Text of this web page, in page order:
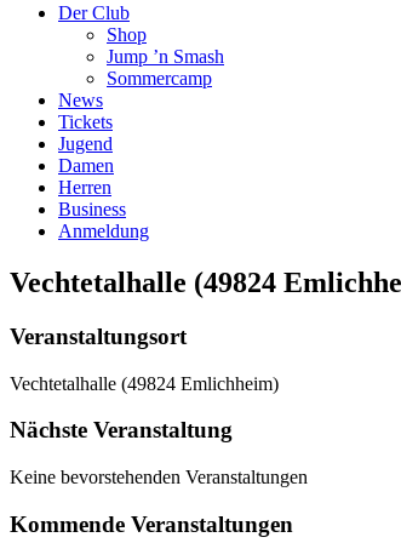
Der Club
Shop
Jump ’n Smash
Sommercamp
News
Tickets
Jugend
Damen
Herren
Business
Anmeldung
Vechtetalhalle (49824
Veranstaltungsort
Vechtetalhalle (49824 Emlichheim)
Nächste Veranstaltung
Keine bevorstehenden Veranstaltungen
Kommende Veranstaltungen